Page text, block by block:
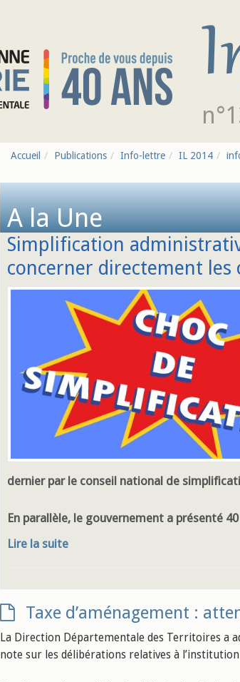
Accueil Publications Info-lettre IL 2014
A la Une
Simplification
concerner directement
dernier par le conseil national de
En parallèle, le gouvernement a présenté
Lire la suite
Taxe d’aménagement :
La Direction Départementale des Territoires a
note sur les délibérations relatives à